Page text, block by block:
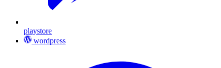
playstore
wordpress